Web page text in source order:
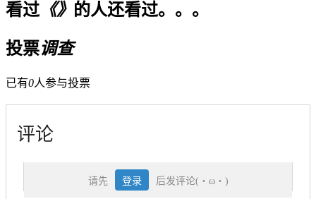
看过《》 的人还看过。。。
投票调查
已有0人参与投票
评论
请先 登录 后发评论(・ω・)